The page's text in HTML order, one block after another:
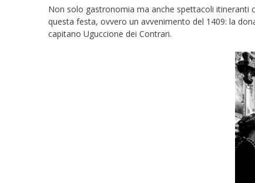
Non solo gastronomia ma anche spettacoli itineranti
questa festa, ovvero un avvenimento del 1409: la
capitano Uguccione dei Contrari.